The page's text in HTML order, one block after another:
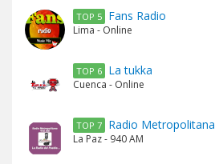
TOP 5 Fans Radio
Lima - Online
TOP 6 La tukka
Cuenca - Online
TOP 7 Radio Metropolitana
La Paz - 940 AM